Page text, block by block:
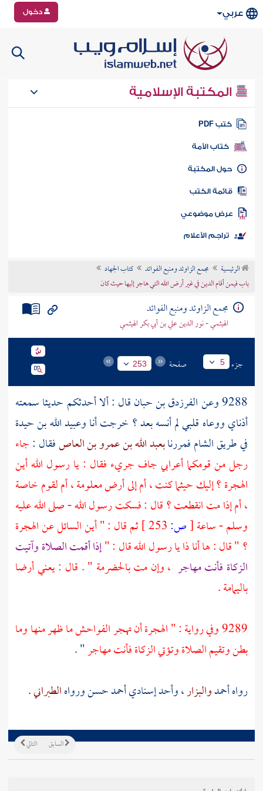
عربي دخول
المكتبة الإسلامية
كتب PDF
كتاب الأمة
المكتبة
الكتب
موضوعي
تراجم الأعلام
الرئيسية مجمع الزاوئد ومنبع الفوائد
كتاب الجهاد
باب فيمن أقام الدين في غير أرض الله التي هاجر إليها حيث كان
مجمع الزاوئد ومنبع الفوائد
الهيثمي - نور الدين علي بن أبي بكر الهيثمي
جزء 5 صفحة 253
9288 وعن الفرزدق بن حبانقال : ألا أحدثكم حديثا سمعته
أذناي ووعاه قلبي لم أنسه بعد ؟ خرجت أناوعبيد الله بن حيدة
في طريقالشامفمررنابعبد الله بن عمرو بن العاصفقال :جاء
رجل من قومكما أعرابي جاف جريء فقال : يا رسول الله أين
الهجرة ؟ إليك حيثما كنت ، أم إلى أرض معلومة ، أم لقوم خاصة
، أم إذا مت انقطعت ؟ قال : فسكت رسول الله - صلى الله عليه
وسلم - ساعة[ص:
ثم قال : " أين السائل عن الهجرة
؟ " قال : ها أنا ذا يا رسول الله قال : "إذا أقمت الصلاة وآتيت
الزكاة فأنت مهاجر ، وإن متبالحضرمة " . قال : يعني أرضا
باليمامة.
9289 وفي رواية : " الهجرة أن تهجر الفواحش ما ظهر منها وما
بطن وتقيم الصلاة وتؤتي الزكاة فأنت مهاجر" .
رواهأحمدوالبزار، وأحد إسناديأحمدحسن ورواهالطبراني.
التالي السابق